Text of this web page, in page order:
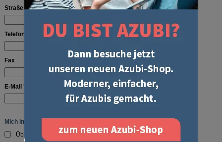
Straße
Telefon
Fax
E-Mail *
Mich interessiert Folgendes
Übersendung des Gesamtkataloges